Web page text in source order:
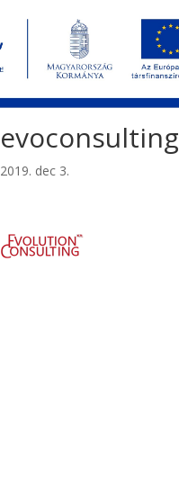
evoconsulting
2019. dec 3.